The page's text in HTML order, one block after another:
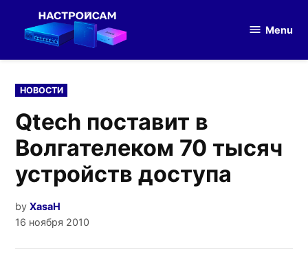
оборудования
Menu
POSTED
IN
НОВОСТИ
Qtech поставит в
Волгателеком 70 тысяч
устройств доступа
by XasaH
16 ноября 2010